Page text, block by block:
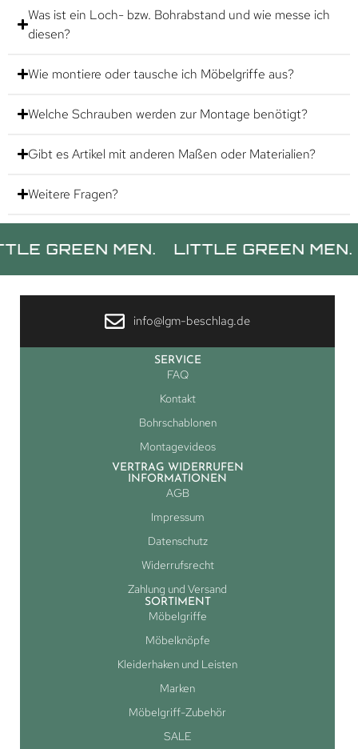
Was ist ein Loch- bzw. Bohrabstand und wie messe ich
diesen?
Wie montiere oder tausche ich Möbelgriffe aus?
Welche Schrauben werden zur Montage benötigt?
Gibt es Artikel mit anderen Maßen oder Materialien?
Weitere Fragen?
MEN. LITTLE GREEN MEN.
info@lgm-beschlag.de
SERVICE
FAQ
Kontakt
Bohrschablonen
Montagevideos
VERTRAG WIDERRUFEN
INFORMATIONEN
AGB
Impressum
Datenschutz
Widerrufsrecht
Zahlung und Versand
SORTIMENT
Möbelgriffe
Möbelknöpfe
Kleiderhaken und Leisten
Marken
Möbelgriff-Zubehör
SALE